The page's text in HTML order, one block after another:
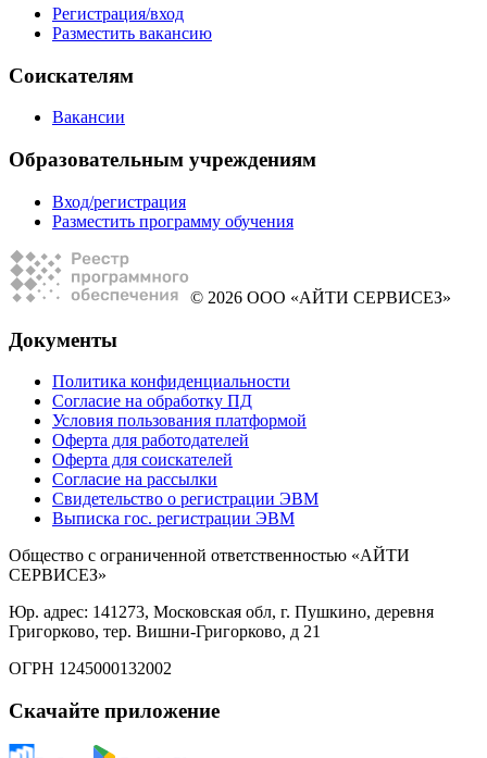
Регистрация/вход
Разместить вакансию
Соискателям
Вакансии
Образовательным учреждениям
Вход/регистрация
Разместить программу обучения
© 2026 ООО «АЙТИ СЕРВИСЕЗ»
Документы
Политика конфиденциальности
Согласие на обработку ПД
Условия пользования платформой
Оферта для работодателей
Оферта для соискателей
Согласие на рассылки
Свидетельство о регистрации ЭВМ
Выписка гос. регистрации ЭВМ
Общество с ограниченной ответственностью «АЙТИ
СЕРВИСЕЗ»
Юр. адрес: 141273, Московская обл, г. Пушкино, деревня
Григорково, тер. Вишни-Григорково, д 21
ОГРН 1245000132002
Скачайте приложение